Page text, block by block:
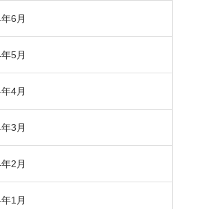
6月
5月
4月
3月
2月
1月